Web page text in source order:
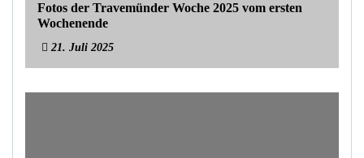
Fotos der Travemünder Woche 2025 vom ersten
Wochenende
21. Juli 2025